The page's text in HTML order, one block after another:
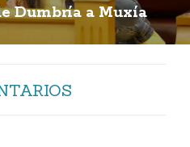
Dumbría a Muxía